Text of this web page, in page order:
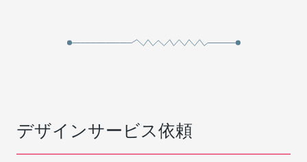
デザインサービス依頼